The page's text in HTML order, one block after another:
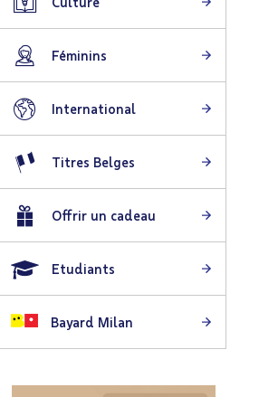
Féminins
International
Titres Belges
Offrir un cadeau
Etudiants
Bayard Milan